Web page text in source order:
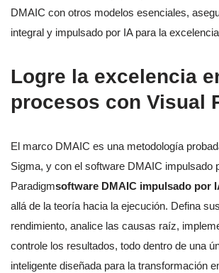
DMAIC con otros modelos esenciales,
integral y impulsado por IA para la
Logre la excelencia
procesos con Visual
El marco DMAIC es una metodología
Sigma, y con el software DMAIC impulsado
Paradigmsoftware DMAIC impulsado por
allá de la teoría hacia la ejecución. Defina
rendimiento, analice las causas raíz,
controle los resultados, todo dentro de una
inteligente diseñada para la transformación